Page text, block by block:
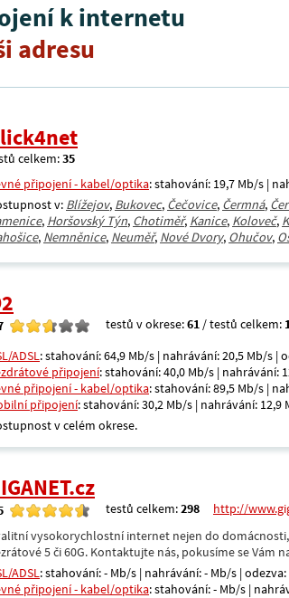
k internetu
adresu
celkem:35
připojení - kabel/optika: stahování: 19,7 Mb/s |
v: Blížejov, Bukovec, Čečovice, Čermná,
, Horšovský Týn, Chotiměř, Kanice, Koloveč,
, Nemněnice, Neuměř, Nové Dvory, Ohučov,
testů v okrese:61 / testů celkem:
ADSL: stahování: 64,9 Mb/s | nahrávání: 20,5 Mb/s |
připojení: stahování: 40,0 Mb/s | nahrávání:
připojení - kabel/optika: stahování: 89,5 Mb/s |
připojení: stahování: 30,2 Mb/s | nahrávání: 12,9
v celém okrese.
testů celkem:298
http://
vysokorychlostní internet nejen do domácnosti,
5 či 60G. Kontaktujte nás, pokusíme se Vám
ADSL: stahování: - Mb/s | nahrávání: - Mb/s | odezva:
připojení - kabel/optika: stahování: - Mb/s |